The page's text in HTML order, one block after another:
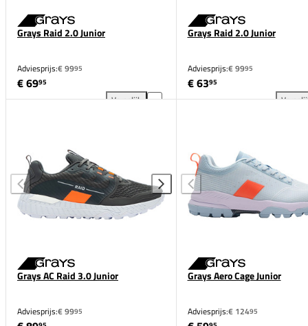
Grays Raid 2.0 Junior
Adviesprijs:€ 9995
€ 6995
Vergelijk
Grays Raid 2.0 Junior
Adviesprijs:€ 9995
€ 6395
Grays AC Raid 3.0 Junior
Adviesprijs:€ 9995
Grays Aero Cage Junior
Adviesprijs:€ 12495